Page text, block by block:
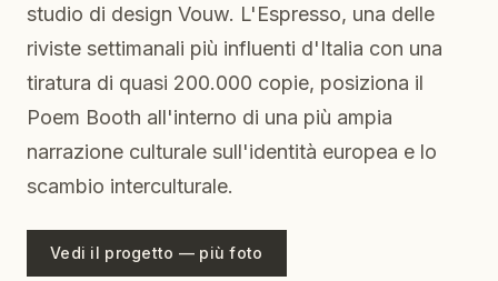
studio di design Vouw. L'Espresso, una delle
riviste settimanali più influenti d'Italia con una
tiratura di quasi 200.000 copie, posiziona il
Poem Booth all'interno di una più ampia
narrazione culturale sull'identità europea e lo
scambio interculturale.
Vedi il progetto — più foto